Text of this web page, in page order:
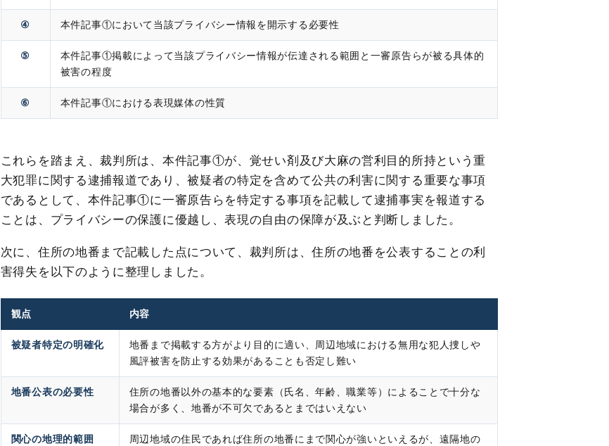
④ 本件記事①において当該プライバシー情報を開示する必要性
⑤
本件記事①掲載によって当該プライバシー情報が伝達される範囲と一審原告らが被る具体的
被害の程度
⑥ 本件記事①における表現媒体の性質
これらを踏まえ、裁判所は、本件記事①が、覚せい剤及び大麻の営利目的所持という重
大犯罪に関する逮捕報道であり、被疑者の特定を含めて公共の利害に関する重要な事項
であるとして、本件記事①に一審原告らを特定する事項を記載して逮捕事実を報道する
ことは、プライバシーの保護に優越し、表現の自由の保障が及ぶと判断しました。
次に、住所の地番まで記載した点について、裁判所は、住所の地番を公表することの利
害得失を以下のように整理しました。
観点 内容
被疑者特定の明確化
地番まで掲載する方がより目的に適い、周辺地域における無用な犯人捜しや
風評被害を防止する効果があることも否定し難い
地番公表の必要性
住所の地番以外の基本的な要素（氏名、年齢、職業等）によることで十分な
場合が多く、地番が不可欠であるとまではいえない
関心の地理的範囲 周辺地域の住民であれば住所の地番にまで関心が強いといえるが、遠隔地の